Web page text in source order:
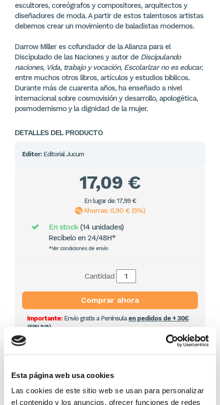
Esta página web usa cookies
Las cookies de este sitio web se usan para personalizar
el contenido y los anuncios, ofrecer funciones de redes
escultores, coreógrafos y compositores, arquitectos y
diseñadores de moda. A partir de estos talentosos artistas
debemos crear un movimiento de baladistas modernos.
Darrow Miller es cofundador de la Alianza para el
Discipulado de las Naciones y autor de Discipulando
naciones, Vida, trabajo y vocación, Escolarizar no es educar,
entre muchos otros libros, artículos y estudios biblicos.
Durante más de cuarenta años, ha enseñado a nivel
internacional sobre cosmovisión y desarrollo, apologética,
posmodernismo y la dignidad de la mujer.
DETALLES DEL PRODUCTO
Editor: Editorial Jucum
17,09 €
En lugar de: 17,99 €
Ahorras: 0,90 € (5%)
En stock (14 unidades)
Recíbelo en 24/48H*
*Ver condiciones de envío
Cantidad
Comprar ahora
Importante:Envío gratis a Península en pedidos de + 30€
(SIN IVA).
Los que compraron este
producto, también
compraron